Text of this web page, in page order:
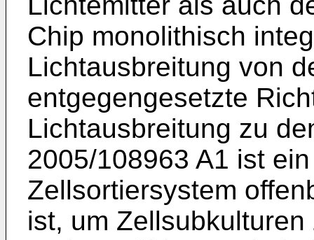
Chip monolithisch
Lichtausbreitung von
entgegengesetzte
Lichtausbreitung zu
2005/108963 A1 ist
Zellsortiersystem
ist, um